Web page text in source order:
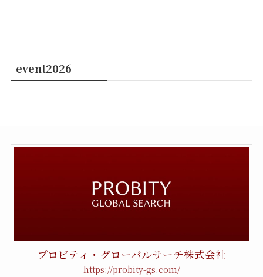
event2026
プロビティ・グローバルサーチ株式会社
https://probity-gs.com/